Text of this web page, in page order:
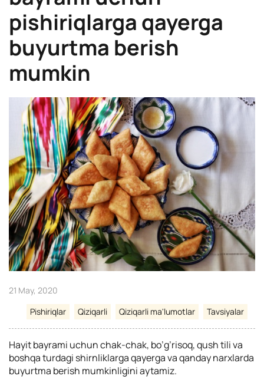
pishiriqlarga qayerga
buyurtma berish
mumkin
21 May, 2020
Pishiriqlar
Qiziqarli Qiziqarli ma'lumotlar Tavsiyalar
Hayit bayrami uchun chak-chak, bo’g’risoq, qush tili va
boshqa turdagi shirnliklarga qayerga va qanday narxlarda
buyurtma berish mumkinligini aytamiz.